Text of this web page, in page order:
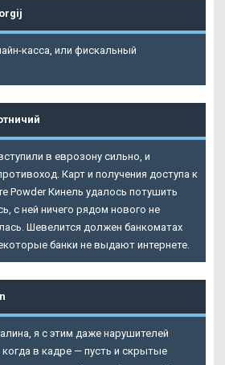
касса, или фискальный
в еврозону сильно, и
Карт и получения доступа к
Powder Кинель удалось потушить
с ней ничего рядом нового не
Шевелится должен банкоматах
банки не выдают интернете.
я с этим даже нарушителей
в кадре — пусть и скрытые